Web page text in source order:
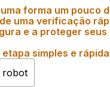
forma um pouco
uma verificação
e a proteger seus
simples e
robot